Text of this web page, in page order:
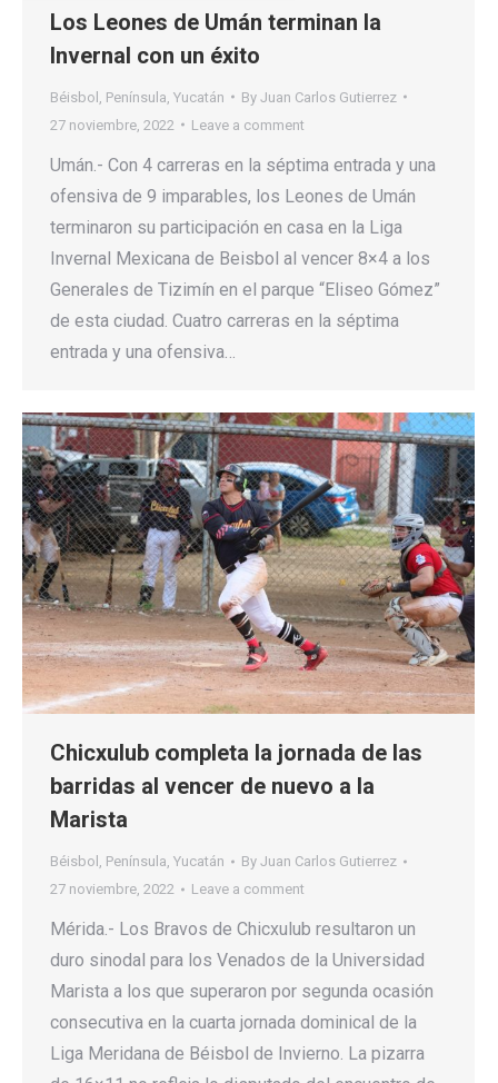
Los Leones de Umán terminan la
Invernal con un éxito
Béisbol Península Yucatán By Juan Carlos Gutierrez
27 noviembre, 2022
Leave a comment
Umán.- Con 4 carreras en la séptima entrada y una
ofensiva de 9 imparables, los Leones de Umán
terminaron su participación en casa en la Liga
Invernal Mexicana de Beisbol al vencer 8×4 a los
Generales de Tizimín en el parque “Eliseo Gómez”
de esta ciudad. Cuatro carreras en la séptima
entrada y una ofensiva…
Chicxulub completa la jornada de las
barridas al vencer de nuevo a la
Marista
Béisbol , Península, Yucatán By Juan Carlos Gutierrez
27 noviembre, 2022
Leave a comment
Mérida.- Los Bravos de Chicxulub resultaron un
duro sinodal para los Venados de la Universidad
Marista a los que superaron por segunda ocasión
consecutiva en la cuarta jornada dominical de la
Liga Meridana de Béisbol de Invierno. La pizarra